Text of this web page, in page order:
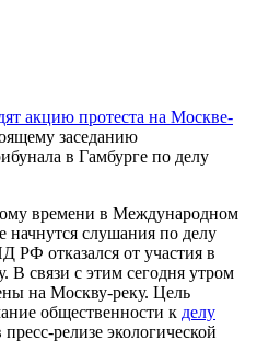
акцию протеста на Москве-
заседанию
в Гамбурге по делу
времени в Международном
начнутся слушания по делу
отказался от участия в
В связи с этим сегодня утром
на Москву-реку. Цель
общественности к делу
релизе экологической